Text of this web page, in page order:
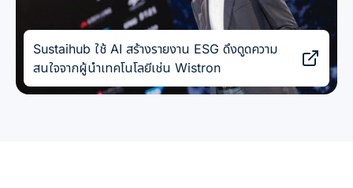
Sustaihub ใช้ AI สร้างรายงาน ESG ดึงดูดความ
สนใจจากผู้นำเทคโนโลยีเช่น Wistron